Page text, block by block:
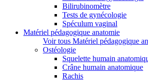
Bilirubinomètre
Tests de gynécologie
Spéculum vaginal
Matériel pédagogique anatomie
Voir tous Matériel pédagogique
Ostéologie
Squelette humain
Crâne humain anatomique
Rachis